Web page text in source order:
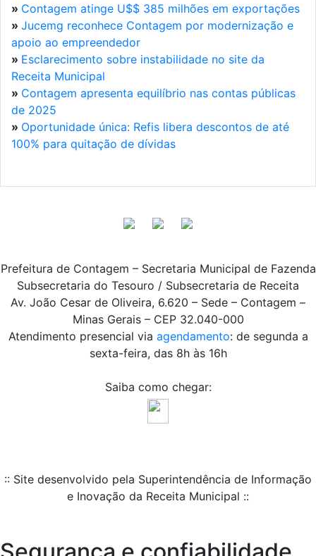
» Contagem atinge U$$ 385 milhões em exportações
» Jucemg reconhece Contagem por modernização e
apoio ao empreendedor
» Esclarecimento sobre instabilidade no site da
Receita Municipal
» Contagem apresenta equilíbrio nas contas públicas
de 2025
» Oportunidade única: Refis libera descontos de até
100% para quitação de dívidas
Prefeitura de Contagem – Secretaria Municipal de Fazenda
Subsecretaria do Tesouro / Subsecretaria de Receita
Av. João Cesar de Oliveira, 6.620 – Sede – Contagem –
Minas Gerais – CEP 32.040-000
Atendimento presencial via agendamento: de segunda a
sexta-feira, das 8h às 16h
Saiba como chegar:
:: Site desenvolvido pela Superintendência de Informação
e Inovação da Receita Municipal ::